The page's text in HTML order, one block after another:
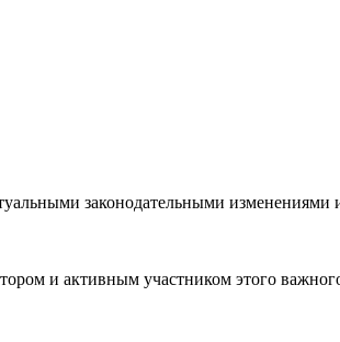
законодательными
и активным участником этого